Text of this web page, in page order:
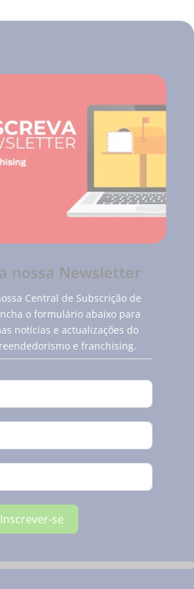
nossa Newsletter
Central de Subscrição de
o formulário abaixo para
notícias e actualizações do
e franchising.
Inscrever-se